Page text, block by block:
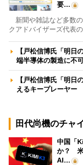
要…
新聞や雑誌など多数
クアドバイザーズ代表
【戸松信博氏「明日
端半導体の製造に不
【戸松信博氏「明日
えるキープレーヤ
田代尚機のチャ
中国「
か？ 米
AI…